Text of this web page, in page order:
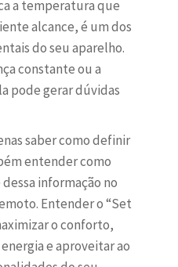
a temperatura que
alcance, é um dos
do seu aparelho.
constante ou a
pode gerar dúvidas
saber como definir
entender como
informação no
Entender o “Set
o conforto,
e aproveitar ao